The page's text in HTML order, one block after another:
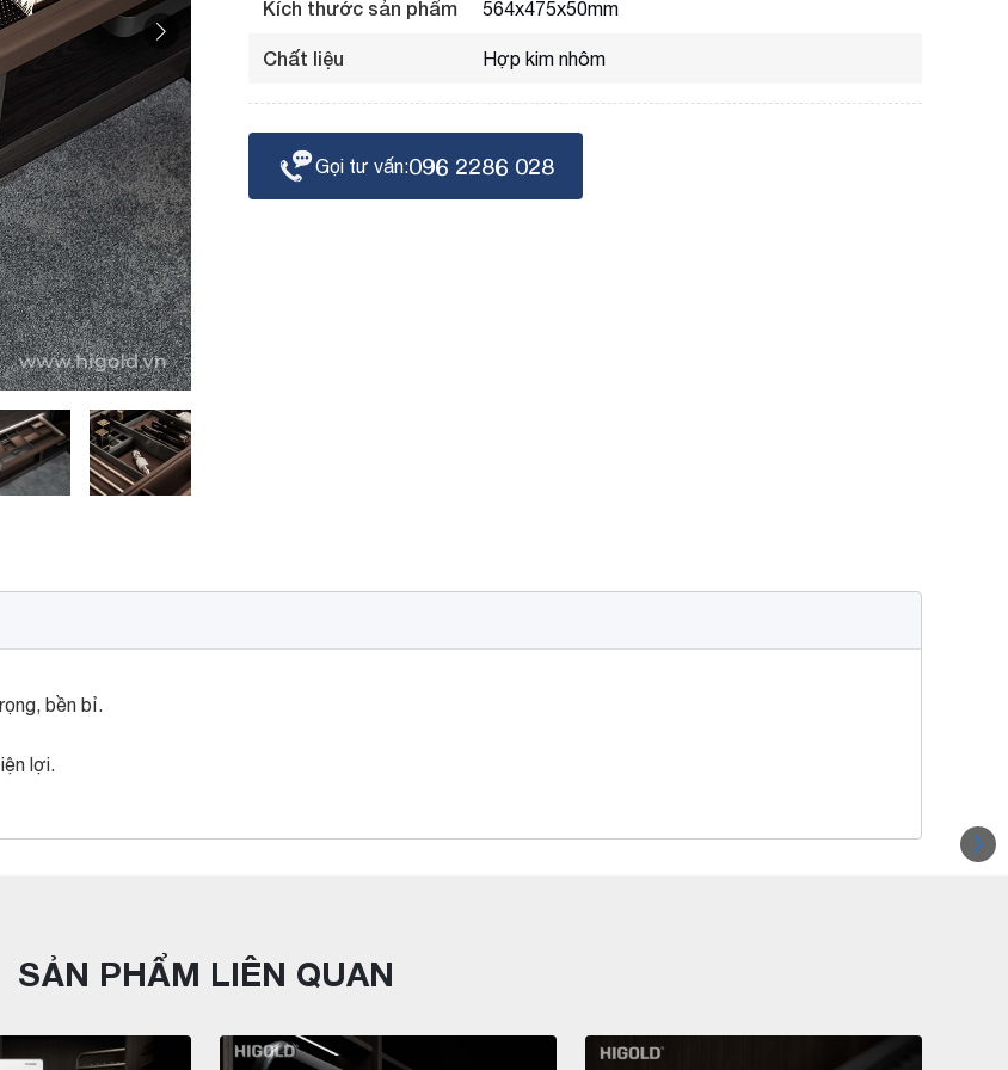
Kích thước sản phẩm 564x475x50mm
Chất liệu Hợp kim nhôm
Gọi tư vấn:096 2286 028
bền bỉ.
lợi.
SẢN PHẨM LIÊN QUAN